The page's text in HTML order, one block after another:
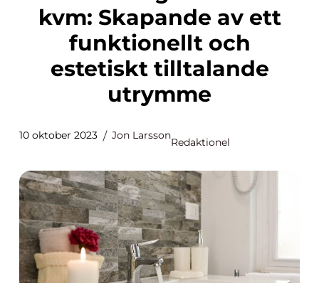
kvm: Skapande av ett
funktionellt och
estetiskt tilltalande
utrymme
10 oktober 2023 Jon Larsson
Redaktionel